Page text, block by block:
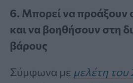
6. Μπορεί να προάξουν
και να βοηθήσουν στη
βάρους
Σύμφωνα με μελέτη του